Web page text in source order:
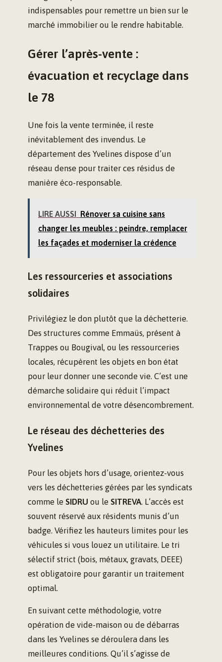
indispensables pour remettre un bien sur le
marché immobilier ou le rendre habitable.
Gérer l’après-vente :
évacuation et recyclage dans
le 78
Une fois la vente terminée, il reste
inévitablement des invendus. Le
département des Yvelines dispose d’un
réseau dense pour traiter ces résidus de
manière éco-responsable.
LIRE AUSSI Rénover sa cuisine sans
changer les meubles : peindre, remplacer
les façades et moderniser la crédence
Les ressourceries et associations
solidaires
Privilégiez le don plutôt que la déchetterie.
Des structures comme Emmaüs, présent à
Trappes ou Bougival, ou les ressourceries
locales, récupèrent les objets en bon état
pour leur donner une seconde vie. C’est une
démarche solidaire qui réduit l’impact
environnemental de votre désencombrement.
Le réseau des déchetteries des
Yvelines
Pour les objets hors d’usage, orientez-vous
vers les déchetteries gérées par les syndicats
comme le SIDRU ou le SITREVA. L’accès est
souvent réservé aux résidents munis d’un
badge. Vérifiez les hauteurs limites pour les
véhicules si vous louez un utilitaire. Le tri
sélectif strict (bois, métaux, gravats, DEEE)
est obligatoire pour garantir un traitement
optimal.
En suivant cette méthodologie, votre
opération de vide-maison ou de débarras
dans les Yvelines se déroulera dans les
meilleures conditions. Qu’il s’agisse de